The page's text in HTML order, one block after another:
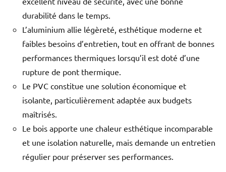
durabilité dans le temps.
L’aluminium allie légèreté, esthétique moderne et
faibles besoins d’entretien, tout en offrant de bonnes
performances thermiques lorsqu’il est doté d’une
rupture de pont thermique.
Le PVC constitue une solution économique et
isolante, particulièrement adaptée aux budgets
maîtrisés.
Le bois apporte une chaleur esthétique incomparable
et une isolation naturelle, mais demande un entretien
régulier pour préserver ses performances.